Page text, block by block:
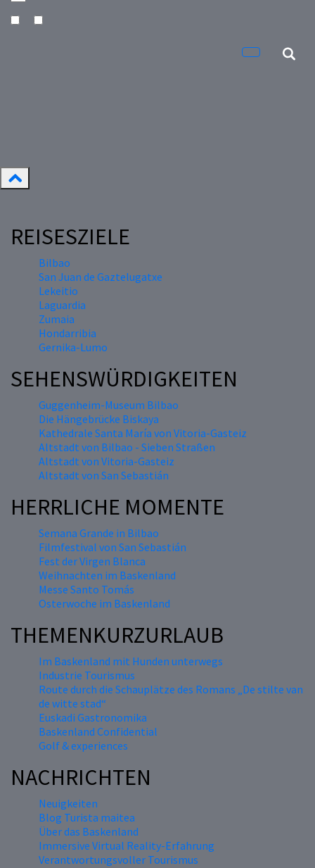
REISESZIELE
Bilbao
San Juan de Gaztelugatxe
Lekeitio
Laguardia
Zumaia
Hondarribia
Gernika-Lumo
SEHENSWÜRDIGKEITEN
Guggenheim-Museum Bilbao
Die Hängebrücke Biskaya
Kathedrale Santa María von Vitoria-Gasteiz
Altstadt von Bilbao - Sieben Straßen
Altstadt von Vitoria-Gasteiz
Altstadt von San Sebastián
HERRLICHE MOMENTE
Semana Grande in Bilbao
Filmfestival von San Sebastián
Fest der Virgen Blanca
Weihnachten im Baskenland
Messe Santo Tomás
Osterwoche im Baskenland
THEMENKURZURLAUB
Im Baskenland mit Hunden unterwegs
Industrie Tourismus
Route durch die Schauplätze des Romans „De stilte van
de witte stad“
Euskadi Gastronomika
Baskenland Confidential
Golf & experiences
NACHRICHTEN
Neuigkeiten
Blog Turista maitea
Über das Baskenland
Immersive Virtual Reality-Erfahrung
Verantwortungsvoller Tourismus